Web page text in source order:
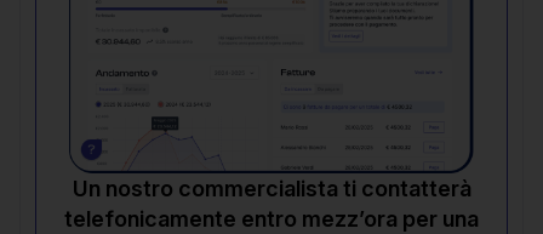
Un nostro commercialista ti contatterà
telefonicamente entro mezz’ora per una